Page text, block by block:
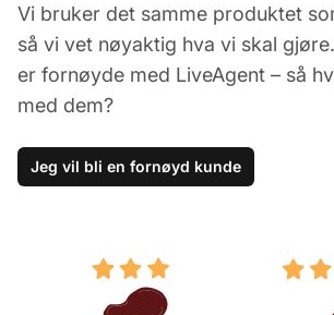
Vi bruker det samme produktet
så vi vet nøyaktig hva vi skal
er fornøyde med LiveAgent – så
med dem?
Jeg vil bli en fornøyd kunde